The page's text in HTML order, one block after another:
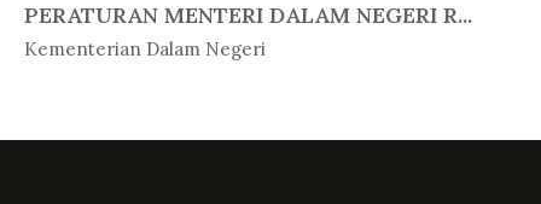
PERATURAN MENTERI DALAM NEGERI R...
Kementerian Dalam Negeri
In Peratur...